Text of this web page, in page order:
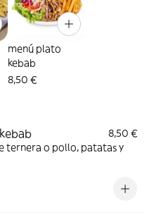
menú plato
kebab
8,50 €
8,50 €
ternera o pollo, patatas y